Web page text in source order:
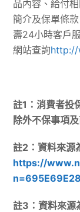
品內容、給付
簡介及保單條
壽24小時客戶
網站查詢http://
註1：消費者投
除外不保事項
註2：資料來源
https://
註3：資料來源